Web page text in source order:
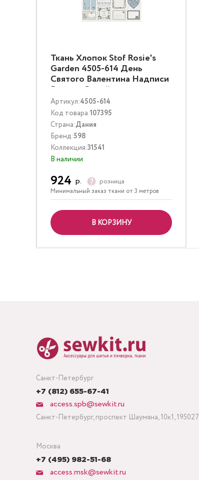
Ткань Хлопок Stof Rosie's
Garden 4505-614 День
Святого Валентина Надписи
Винтаж Серый
Артикул:4505-614
Код товара:107395
Страна:Дания
Бренд:598
Коллекция:31541
В наличии
924 р. розница
Минимальный заказ ткани от 3 метров
В КОРЗИНУ
Санкт-Петербург
+7 (812) 655-67-41
access.spb@sewkit.ru
Санкт-Петербург, проспект Шаумяна, 10к1, 195027
Москва
+7 (495) 982-51-68
access.msk@sewkit.ru